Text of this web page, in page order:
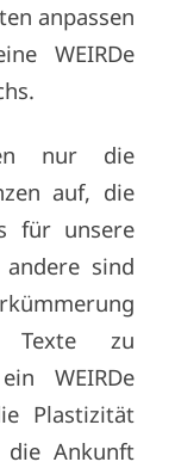
anpassen
WEIRDe
nur die
auf, die
für unsere
sind
Texte zu
WEIRDe
Plastizität
Ankunft